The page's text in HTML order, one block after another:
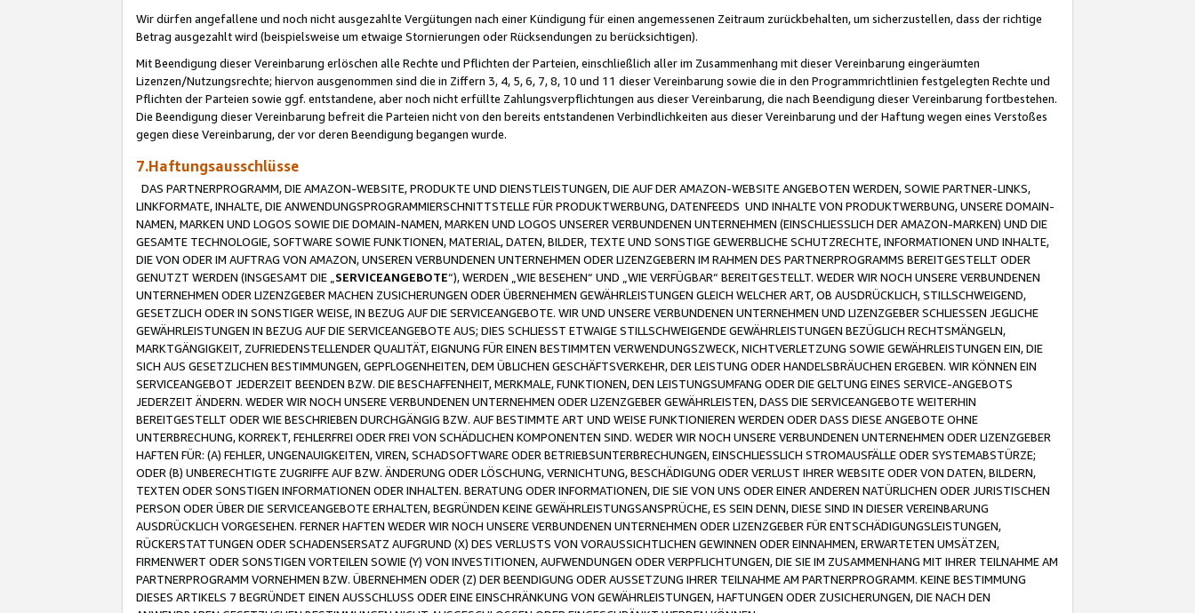
Wir dürfen angefallene und noch nicht ausgezahlte Vergütungen nach einer Kündigung für einen angemessenen Zeitraum zurückbehalten, um sicherzustellen, dass der richtige
Betrag ausgezahlt wird (beispielsweise um etwaige Stornierungen oder Rücksendungen zu berücksichtigen).
Mit Beendigung dieser Vereinbarung erlöschen alle Rechte und Pflichten der Parteien, einschließlich aller im Zusammenhang mit dieser Vereinbarung eingeräumten
Lizenzen/Nutzungsrechte; hiervon ausgenommen sind die in Ziffern 3, 4, 5, 6, 7, 8, 10 und 11 dieser Vereinbarung sowie die in den Programmrichtlinien festgelegten Rechte und
Pflichten der Parteien sowie ggf. entstandene, aber noch nicht erfüllte Zahlungsverpflichtungen aus dieser Vereinbarung, die nach Beendigung dieser Vereinbarung fortbestehen.
Die Beendigung dieser Vereinbarung befreit die Parteien nicht von den bereits entstandenen Verbindlichkeiten aus dieser Vereinbarung und der Haftung wegen eines Verstoßes
gegen diese Vereinbarung, der vor deren Beendigung begangen wurde.
7.Haftungsausschlüsse
DAS PARTNERPROGRAMM, DIE AMAZON-WEBSITE, PRODUKTE UND DIENSTLEISTUNGEN, DIE AUF DER AMAZON-WEBSITE ANGEBOTEN WERDEN, SOWIE PARTNER-LINKS,
LINKFORMATE, INHALTE, DIE ANWENDUNGSPROGRAMMIERSCHNITTSTELLE FÜR PRODUKTWERBUNG, DATENFEEDS UND INHALTE VON PRODUKTWERBUNG, UNSERE DOMAIN-
NAMEN, MARKEN UND LOGOS SOWIE DIE DOMAIN-NAMEN, MARKEN UND LOGOS UNSERER VERBUNDENEN UNTERNEHMEN (EINSCHLIESSLICH DER AMAZON-MARKEN) UND DIE
GESAMTE TECHNOLOGIE, SOFTWARE SOWIE FUNKTIONEN, MATERIAL, DATEN, BILDER, TEXTE UND SONSTIGE GEWERBLICHE SCHUTZRECHTE, INFORMATIONEN UND INHALTE,
DIE VON ODER IM AUFTRAG VON AMAZON, UNSEREN VERBUNDENEN UNTERNEHMEN ODER LIZENZGEBERN IM RAHMEN DES PARTNERPROGRAMMS BEREITGESTELLT ODER
GENUTZT WERDEN (INSGESAMT DIE „ SERVICEANGEBOTE“), WERDEN „WIE BESEHEN“ UND „WIE VERFÜGBAR“ BEREITGESTELLT. WEDER WIR NOCH UNSERE VERBUNDENEN
UNTERNEHMEN ODER LIZENZGEBER MACHEN ZUSICHERUNGEN ODER ÜBERNEHMEN GEWÄHRLEISTUNGEN GLEICH WELCHER ART, OB AUSDRÜCKLICH, STILLSCHWEIGEND,
GESETZLICH ODER IN SONSTIGER WEISE, IN BEZUG AUF DIE SERVICEANGEBOTE. WIR UND UNSERE VERBUNDENEN UNTERNEHMEN UND LIZENZGEBER SCHLIESSEN JEGLICHE
GEWÄHRLEISTUNGEN IN BEZUG AUF DIE SERVICEANGEBOTE AUS; DIES SCHLIESST ETWAIGE STILLSCHWEIGENDE GEWÄHRLEISTUNGEN BEZÜGLICH RECHTSMÄNGELN,
MARKTGÄNGIGKEIT, ZUFRIEDENSTELLENDER QUALITÄT, EIGNUNG FÜR EINEN BESTIMMTEN VERWENDUNGSZWECK, NICHTVERLETZUNG SOWIE GEWÄHRLEISTUNGEN EIN, DIE
SICH AUS GESETZLICHEN BESTIMMUNGEN, GEPFLOGENHEITEN, DEM ÜBLICHEN GESCHÄFTSVERKEHR, DER LEISTUNG ODER HANDELSBRÄUCHEN ERGEBEN. WIR KÖNNEN EIN
SERVICEANGEBOT JEDERZEIT BEENDEN BZW. DIE BESCHAFFENHEIT, MERKMALE, FUNKTIONEN, DEN LEISTUNGSUMFANG ODER DIE GELTUNG EINES SERVICE-ANGEBOTS
JEDERZEIT ÄNDERN. WEDER WIR NOCH UNSERE VERBUNDENEN UNTERNEHMEN ODER LIZENZGEBER GEWÄHRLEISTEN, DASS DIE SERVICEANGEBOTE WEITERHIN
BEREITGESTELLT ODER WIE BESCHRIEBEN DURCHGÄNGIG BZW. AUF BESTIMMTE ART UND WEISE FUNKTIONIEREN WERDEN ODER DASS DIESE ANGEBOTE OHNE
UNTERBRECHUNG, KORREKT, FEHLERFREI ODER FREI VON SCHÄDLICHEN KOMPONENTEN SIND. WEDER WIR NOCH UNSERE VERBUNDENEN UNTERNEHMEN ODER LIZENZGEBER
HAFTEN FÜR: (A) FEHLER, UNGENAUIGKEITEN, VIREN, SCHADSOFTWARE ODER BETRIEBSUNTERBRECHUNGEN, EINSCHLIESSLICH STROMAUSFÄLLE ODER SYSTEMABSTÜRZE;
ODER (B) UNBERECHTIGTE ZUGRIFFE AUF BZW. ÄNDERUNG ODER LÖSCHUNG, VERNICHTUNG, BESCHÄDIGUNG ODER VERLUST IHRER WEBSITE ODER VON DATEN, BILDERN,
TEXTEN ODER SONSTIGEN INFORMATIONEN ODER INHALTEN. BERATUNG ODER INFORMATIONEN, DIE SIE VON UNS ODER EINER ANDEREN NATÜRLICHEN ODER JURISTISCHEN
PERSON ODER ÜBER DIE SERVICEANGEBOTE ERHALTEN, BEGRÜNDEN KEINE GEWÄHRLEISTUNGSANSPRÜCHE, ES SEIN DENN, DIESE SIND IN DIESER VEREINBARUNG
AUSDRÜCKLICH VORGESEHEN. FERNER HAFTEN WEDER WIR NOCH UNSERE VERBUNDENEN UNTERNEHMEN ODER LIZENZGEBER FÜR ENTSCHÄDIGUNGSLEISTUNGEN,
RÜCKERSTATTUNGEN ODER SCHADENSERSATZ AUFGRUND (X) DES VERLUSTS VON VORAUSSICHTLICHEN GEWINNEN ODER EINNAHMEN, ERWARTETEN UMSÄTZEN,
FIRMENWERT ODER SONSTIGEN VORTEILEN SOWIE (Y) VON INVESTITIONEN, AUFWENDUNGEN ODER VERPFLICHTUNGEN, DIE SIE IM ZUSAMMENHANG MIT IHRER TEILNAHME AM
PARTNERPROGRAMM VORNEHMEN BZW. ÜBERNEHMEN ODER (Z) DER BEENDIGUNG ODER AUSSETZUNG IHRER TEILNAHME AM PARTNERPROGRAMM. KEINE BESTIMMUNG
DIESES ARTIKELS 7 BEGRÜNDET EINEN AUSSCHLUSS ODER EINE EINSCHRÄNKUNG VON GEWÄHRLEISTUNGEN, HAFTUNGEN ODER ZUSICHERUNGEN, DIE NACH DEN